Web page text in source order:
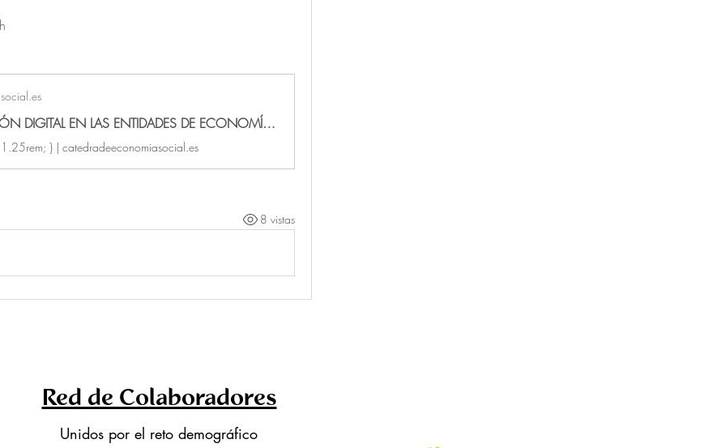
TRANSFORMACIÓN DIGITAL EN LAS ENTIDADES DE ECONOMÍA SOCIAL | catedradeeconomiasocial.es
1.25rem; } | catedradeeconomiasocial.es
8 vistas
Red de Colaboradores
Unidos por el reto demográfico